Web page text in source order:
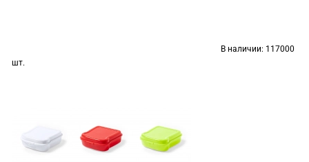
В наличии: 117000
шт.